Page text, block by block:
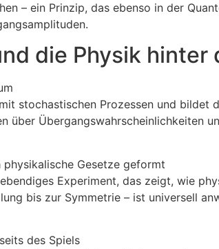
– ein Prinzip, das ebenso in der
die Physik hinter
stochastischen Prozessen und bildet
über Übergangswahrscheinlichkeiten
Gesetze geformt
Experiment, das zeigt, wie
bis zur Symmetrie – ist universell
des Spiels